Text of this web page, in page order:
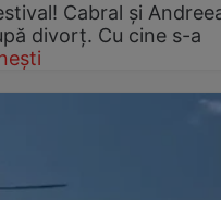
Cabral și
divorț. Cu cine s-a